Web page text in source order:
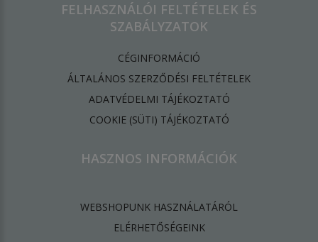
FELHASZNÁLÓI FELTÉTELEK ÉS
SZABÁLYZATOK
CÉGINFORMÁCIÓ
ÁLTALÁNOS SZERZŐDÉSI FELTÉTELEK
ADATVÉDELMI TÁJÉKOZTATÓ
​COOKIE (SÜTI) TÁJÉKOZTATÓ
HASZNOS INFORMÁCIÓK
WEBSHOPUNK HASZNÁLATÁRÓL
ELÉRHETŐSÉGEINK